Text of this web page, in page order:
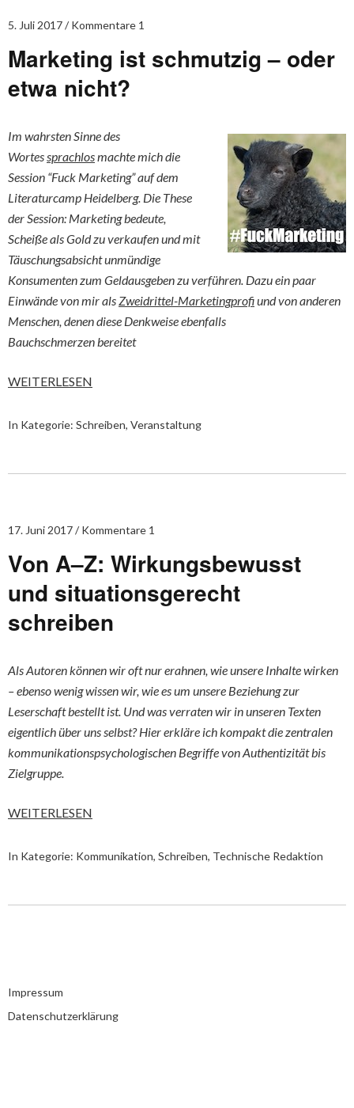
5. Juli 2017 Kommentare 1
Marketing ist schmutzig – oder
etwa nicht?
Im wahrsten Sinne des
Wortessprachlosmachte mich die
Session “Fuck Marketing” auf dem
Literaturcamp Heidelberg. Die These
der Session: Marketing bedeute,
Scheiße als Gold zu verkaufen und mit
Täuschungsabsicht unmündige
Konsumenten zum Geldausgeben zu verführen. Dazu ein paar
Einwände von mir alsZweidrittel-Marketingprofiund von anderen
Menschen, denen diese Denkweise ebenfalls
Bauchschmerzen bereitet
WEITERLESEN
In Kategorie: Schreiben, Veranstaltung
17. Juni 2017 Kommentare 1
Von A–Z: Wirkungsbewusst
und situationsgerecht
schreiben
Als Autoren können wir oft nur erahnen, wie unsere Inhalte wirken
– ebenso wenig wissen wir, wie es um unsere Beziehung zur
Leserschaft bestellt ist. Und was verraten wir in unseren Texten
eigentlich über uns selbst? Hier erkläre ich kompakt die zentralen
kommunikationspsychologischen Begriffe von Authentizität bis
Zielgruppe.
WEITERLESEN
In Kategorie: Kommunikation, Schreiben, Technische Redaktion
Impressum
Datenschutzerklärung